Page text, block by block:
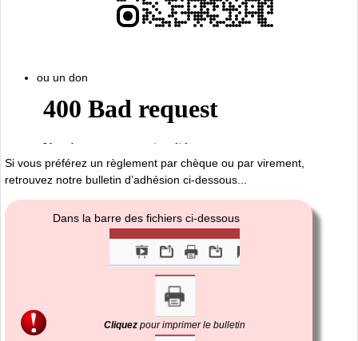
ou un don
Si vous préférez un règlement par chèque ou par virement,
retrouvez notre bulletin d’adhésion ci-dessous...
Dans la barre des fichiers ci-dessous
Cliquez pour imprimer le bulletin